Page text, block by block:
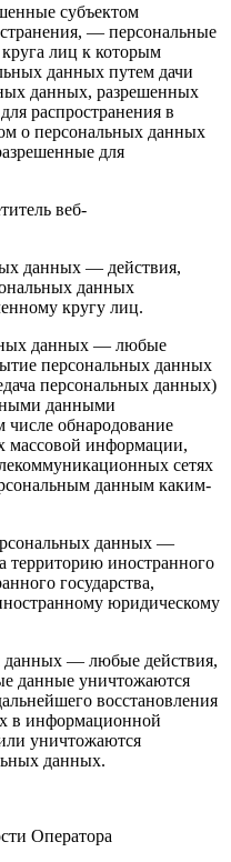
субъектом
— персональные
лиц к которым
данных путем дачи
данных, разрешенных
распространения в
о персональных данных
для
веб-
данных — действия,
данных
кругу лиц.
данных — любые
персональных данных
персональных данных)
данными
числе обнародование
массовой информации,
сетях
данным каким-
данных —
территорию иностранного
государства,
юридическому
данных — любые действия,
данные уничтожаются
восстановления
в информационной
уничтожаются
данных.
Оператора